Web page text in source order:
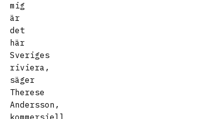
mig
är
det
här
Sveriges
riviera,
säger
Therese
Andersson,
kommersiell